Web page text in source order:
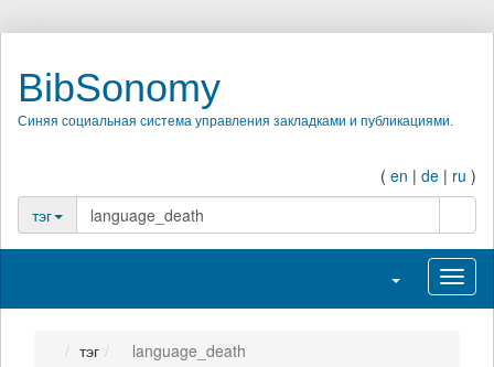
BibSonomy
Синяя социальная система управления закладками и публикациями.
( en | de | ru )
тэг
Переключить
тэг language_death